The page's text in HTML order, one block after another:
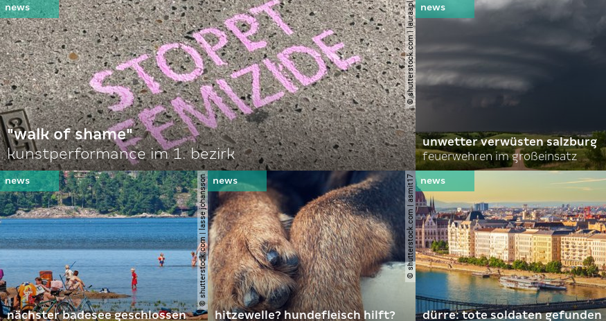
© shutterstock.com | lauraapl
"walk of shame"
kunstperformance im 1. bezirk
unwetter verwüsten salzburg
feuerwehren im großeinsatz
© shutterstock.com | lasse johansson
nächster badesee geschlossen
© shutterstock.com | asmit17
hitzewelle? hundefleisch hilft?
dürre: tote soldaten gefunden